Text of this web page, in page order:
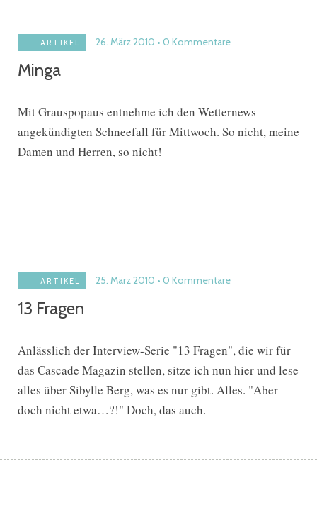
ARTIKEL 26. März 2010 0 Kommentare
Minga
Mit Grauspopaus entnehme ich den Wetternews
angekündigten Schneefall für Mittwoch. So nicht, meine
Damen und Herren, so nicht!
ARTIKEL 25. März 2010 0 Kommentare
13 Fragen
Anlässlich der Interview-Serie "13 Fragen", die wir für
das Cascade Magazin stellen, sitze ich nun hier und lese
alles über Sibylle Berg, was es nur gibt. Alles. "Aber
doch nicht etwa…?!" Doch, das auch.